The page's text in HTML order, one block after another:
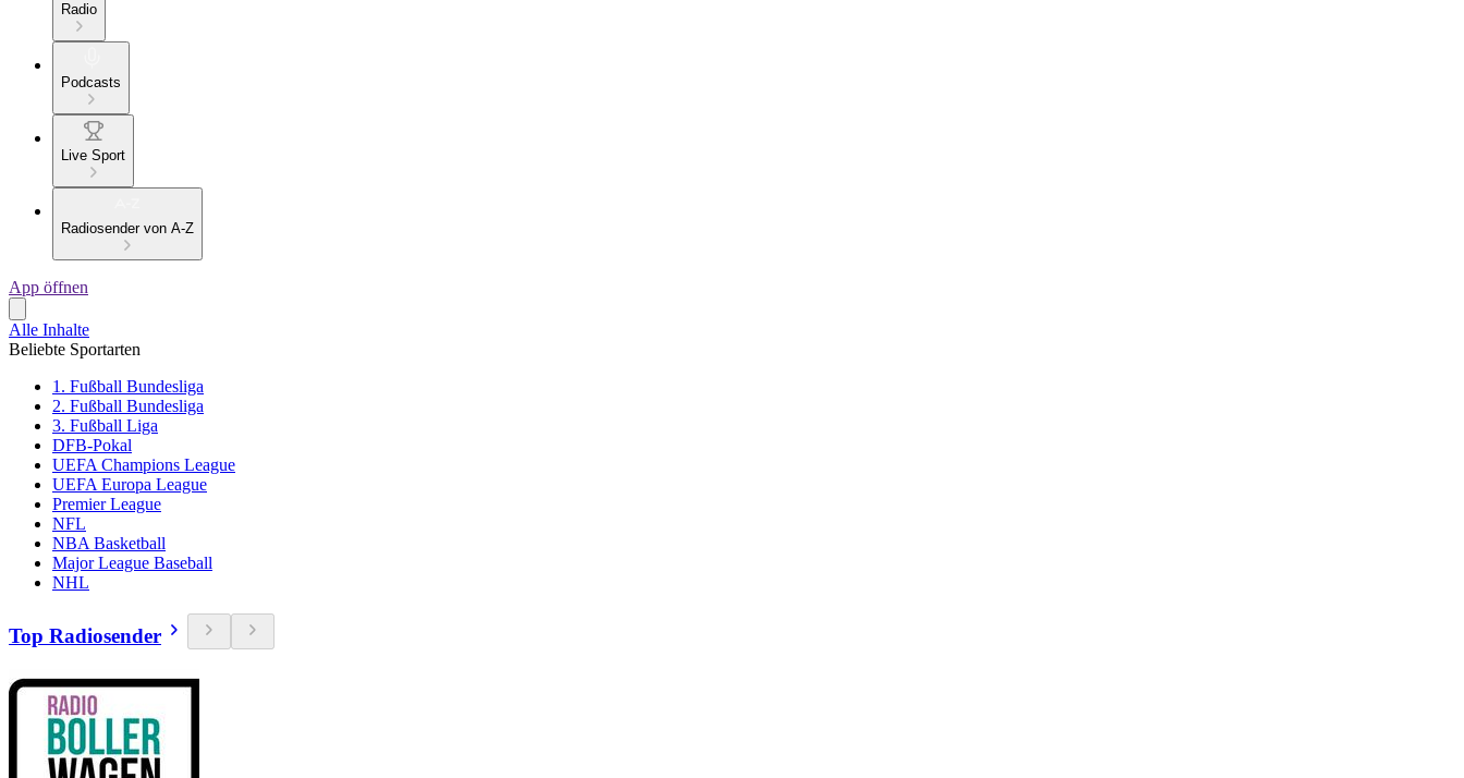
Radio
Podcasts
Live Sport
Radiosender von A-Z
App öffnen
Alle Inhalte
Beliebte Sportarten
1. Fußball Bundesliga
2. Fußball Bundesliga
3. Fußball Liga
DFB-Pokal
UEFA Champions League
UEFA Europa League
Premier League
NFL
NBA Basketball
Major League Baseball
NHL
Top Radiosender